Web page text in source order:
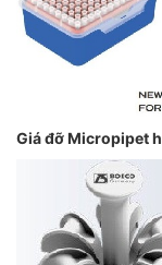
Giá đỡ Micropipet